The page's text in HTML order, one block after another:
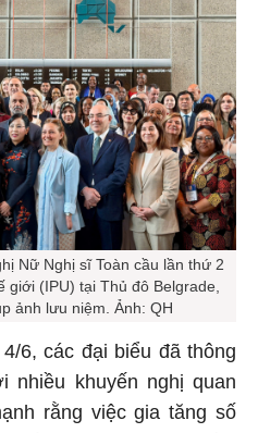
Nữ Nghị sĩ Toàn cầu lần thứ 2
giới (IPU) tại Thủ đô Belgrade,
ảnh lưu niệm. Ảnh: QH
6, các đại biểu đã thông
nhiều khuyến nghị quan
rằng việc gia tăng số